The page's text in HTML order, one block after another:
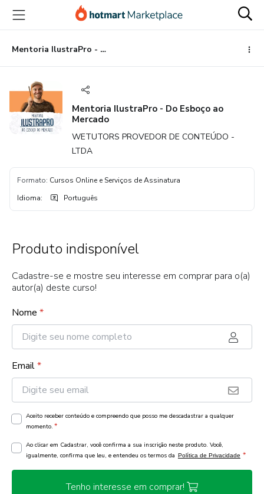
para
conteúdo
principal
para
pagamento
para
rodapé
Mentoria IlustraPro - Do Esboço ao Mercado
Mentoria IlustraPro - Do Esboço ao
Mercado
WETUTORS PROVEDOR DE CONTEÚDO -
LTDA
Formato: Cursos Online e Serviços de Assinatura
Idioma: Português
Produto indisponível
Cadastre-se e mostre seu interesse em comprar para o(a)
autor(a) deste curso!
Nome *
Email*
Aceito receber conteúdo e compreendo que posso me descadastrar a qualquer
momento. *
Ao clicar em Cadastrar, você confirma a sua inscrição neste produto. Você,
igualmente, confirma que leu, e entendeu os termos da Política de Privacidade *
Tenho interesse em comprar!